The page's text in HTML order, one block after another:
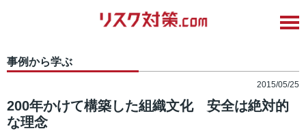
事例から学ぶ
2015/05/25
200年かけて構築した組織文化 安全は絶対的
な理念